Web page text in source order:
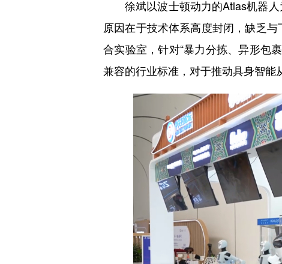
徐斌以波士顿动力的Atlas机器人
原因在于技术体系高度封闭，缺乏
合实验室，针对“暴力分拣、异形包
兼容的行业标准，对于推动具身智能